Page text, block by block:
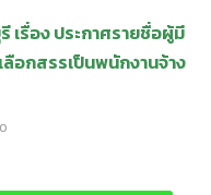
เรื่อง ประกาศรายชื่อผู้มี
ลือกสรรเป็นพนักงานจ้าง
0